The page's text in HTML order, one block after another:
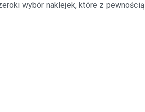
wybór naklejek, które z pewnością